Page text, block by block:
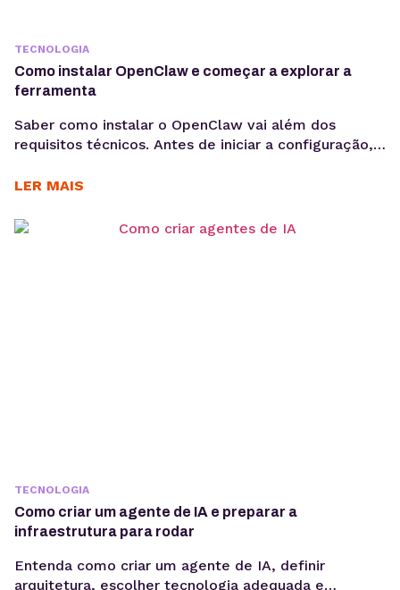
TECNOLOGIA
Como instalar OpenClaw e começar a explorar a
ferramenta
Saber como instalar o OpenClaw vai além dos
requisitos técnicos. Antes de iniciar a configuração,
casos de uso e como a ferramenta pode contribuir
OpenClaw centraliza a criação e operação de
LER MAIS
TECNOLOGIA
Como criar um agente de IA e preparar a
infraestrutura para rodar
Entenda como criar um agente de IA, definir
arquitetura, escolher tecnologia adequada e